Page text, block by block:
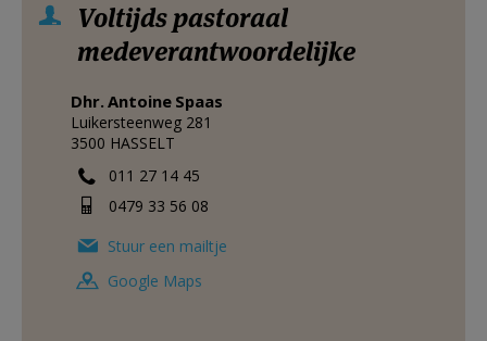
Voltijds pastoraal
medeverantwoordelijke
Dhr. Antoine Spaas
Luikersteenweg 281
3500 HASSELT
011 27 14 45
0479 33 56 08
Stuur een mailtje
Google Maps